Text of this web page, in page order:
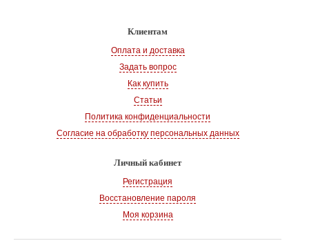
Клиентам
Оплата и доставка
Задать вопрос
Как купить
Статьи
Политика конфиденциальности
Согласие на обработку персональных данных
Личный кабинет
Регистрация
Восстановление пароля
Моя корзина